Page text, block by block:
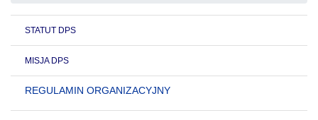
STATUT DPS
MISJA DPS
REGULAMIN ORGANIZACYJNY